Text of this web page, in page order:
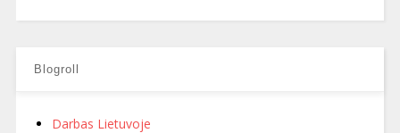
Blogroll
Darbas Lietuvoje